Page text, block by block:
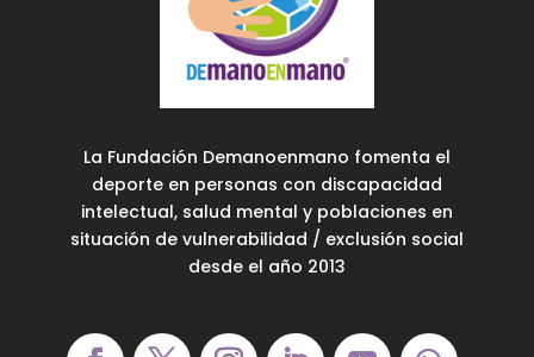
La Fundación Demanoenmano fomenta el
deporte en personas con discapacidad
intelectual, salud mental y poblaciones en
situación de vulnerabilidad / exclusión social
desde el año 2013